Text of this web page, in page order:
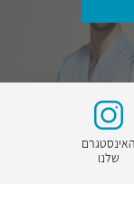
האינסטגרם
שלנו